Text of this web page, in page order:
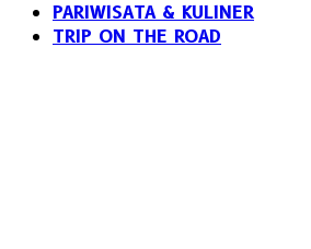
PARIWISATA & KULINER
TRIP ON THE ROAD